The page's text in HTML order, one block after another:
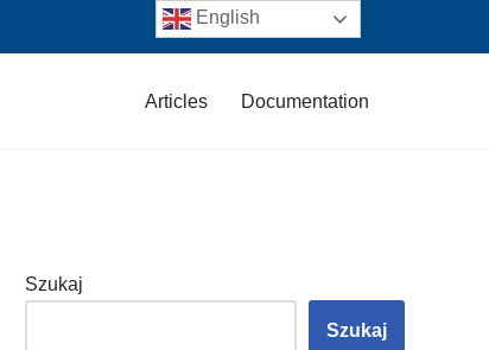
Articles Documentation
Szukaj
Szukaj
English